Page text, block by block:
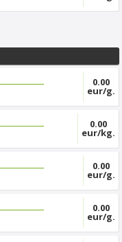
0.00
eur/g.
0.00
eur/kg.
0.00
eur/g.
0.00
eur/g.